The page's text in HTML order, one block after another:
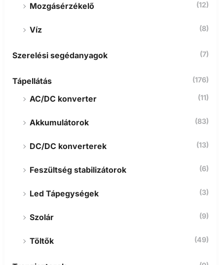
Mozgásérzékelő (12)
Víz (8)
Szerelési segédanyagok (7)
Tápellátás (176)
AC/DC konverter (11)
Akkumulátorok (83)
DC/DC konverterek (13)
Feszültség stabilizátorok (6)
Led Tápegységek (3)
Szolár (9)
Töltők (49)